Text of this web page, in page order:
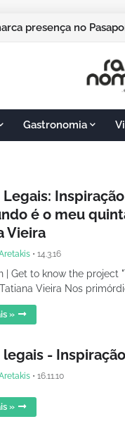
presença no
Gastronomia
Legais:
é o meu
Vieira
• 14.3.16
| Get to know the
Vieira Nos
»
legais -
• 16.11.10
»